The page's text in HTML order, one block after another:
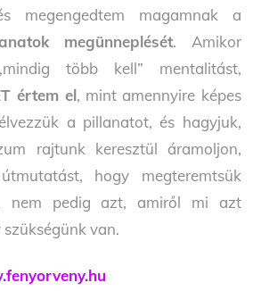
megengedtem magamnak a
megünneplését. Amikor
több kell” mentalitást,
értem el, mint amennyire képes
a pillanatot, és hagyjuk,
rajtunk keresztül áramoljon,
hogy megteremtsük
nem pedig azt, amiről mi azt
van.